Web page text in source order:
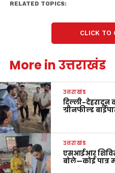
RELATED TOPICS:
CLICK TO
More in उत्तराखंड
उत्तराखंड
दिल्ली-देहरादून
ग्रीनफील्ड
उत्तराखंड
एसआईआर
बोले—कोई पात्र